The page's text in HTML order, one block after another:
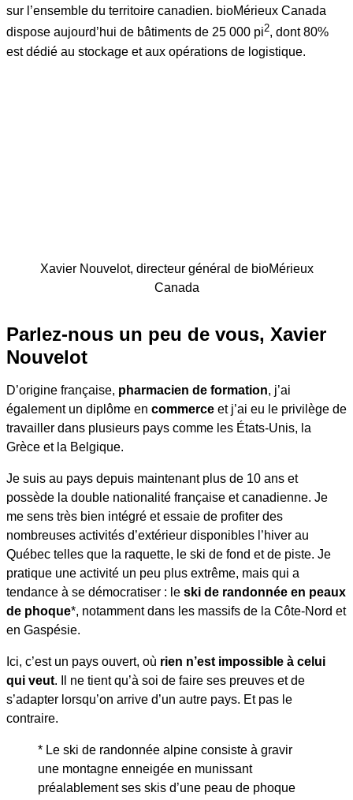
sur l’ensemble du territoire canadien. bioMérieux Canada
dispose aujourd’hui de bâtiments de 25 000 pi2, dont 80%
est dédié au stockage et aux opérations de logistique.
Xavier Nouvelot, directeur général de bioMérieux
Canada
Parlez-nous un peu de vous, Xavier
Nouvelot
D’origine française, pharmacien de formation, j’ai
également un diplôme en commerce et j’ai eu le privilège de
travailler dans plusieurs pays comme les États-Unis, la
Grèce et la Belgique.
Je suis au pays depuis maintenant plus de 10 ans et
possède la double nationalité française et canadienne. Je
me sens très bien intégré et essaie de profiter des
nombreuses activités d’extérieur disponibles l’hiver au
Québec telles que la raquette, le ski de fond et de piste. Je
pratique une activité un peu plus extrême, mais qui a
tendance à se démocratiser : le ski de randonnée en peaux
de phoque*, notamment dans les massifs de la Côte-Nord et
en Gaspésie.
Ici, c’est un pays ouvert, où rien n’est impossible à celui
qui veut. Il ne tient qu’à soi de faire ses preuves et de
s’adapter lorsqu’on arrive d’un autre pays. Et pas le
contraire.
* Le ski de randonnée alpine consiste à gravir
une montagne enneigée en munissant
préalablement ses skis d’une peau de phoque